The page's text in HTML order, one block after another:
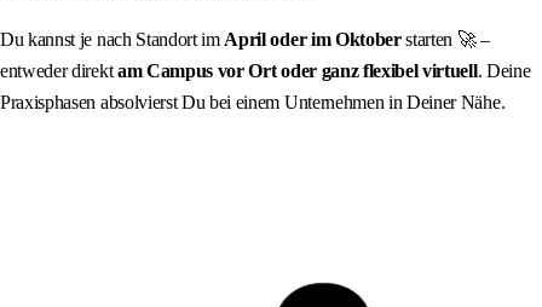
Du kannst je nach Standort im April oder im Oktoberstarten 🚀 –
entweder direktam Campus vor Ort oder ganz flexibel virtuell. Deine
Praxisphasen absolvierst Du bei einem Unternehmen in Deiner Nähe.